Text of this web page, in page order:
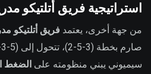
استراتيجية فريق أتلتيكو
من جهة أخرى، يعتمد فريق أتلتيكو
صارم بخطة (3-5-2)، تتحول إلى (5-3-2) في حالة الدفاع.
سيميوني يبني منظومته على الضغط